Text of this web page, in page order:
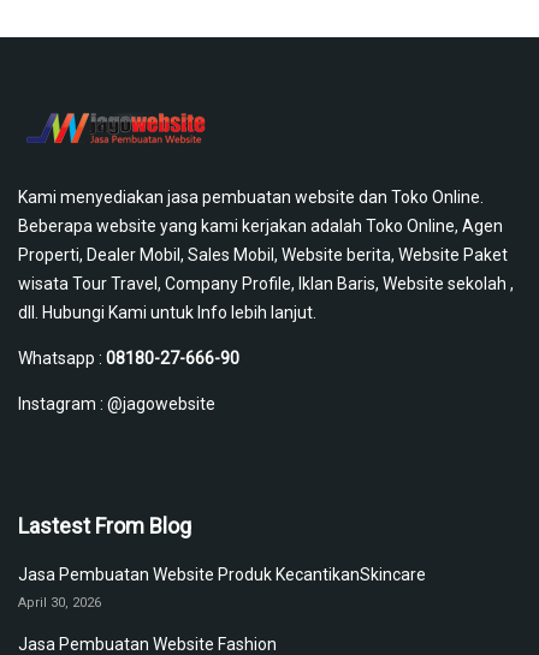
Kami menyediakan jasa pembuatan website dan Toko Online.
Beberapa website yang kami kerjakan adalah Toko Online, Agen
Properti, Dealer Mobil, Sales Mobil, Website berita, Website Paket
wisata Tour Travel, Company Profile, Iklan Baris, Website sekolah ,
dll. Hubungi Kami untuk Info lebih lanjut.
Whatsapp : 08180-27-666-90
Instagram : @jagowebsite
Lastest From Blog
Jasa Pembuatan Website Produk KecantikanSkincare
April 30, 2026
Jasa Pembuatan Website Fashion